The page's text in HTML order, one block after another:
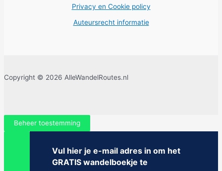
Privacy en Cookie policy
Auteursrecht informatie
Copyright © 2026 AlleWandelRoutes.nl
Beheer toestemming
Vul hier je e-mail adres in om het
GRATIS wandelboekje te